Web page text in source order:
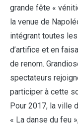
grande fête «
la venue de
intégrant toutes
d’artifice et en
de renom.
spectateurs
participer à cette
Pour 2017, la ville
« La danse du feu